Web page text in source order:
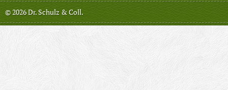
© 2026 Dr. Schulz & Coll.